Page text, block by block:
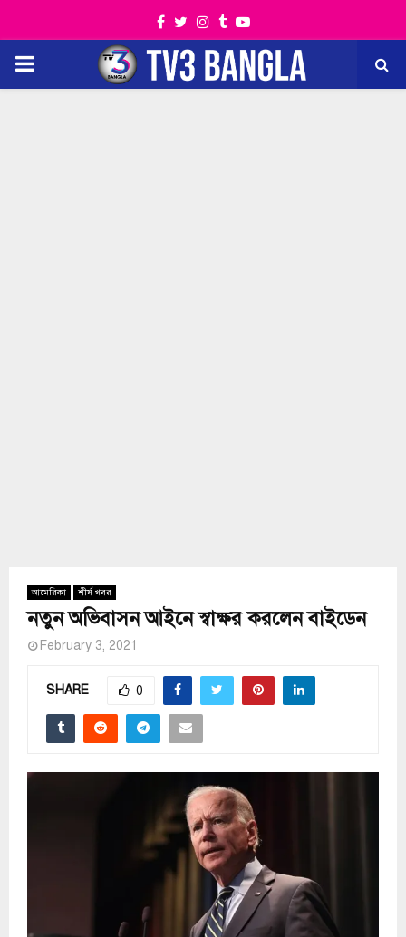
Facebook
TwitterInstagram
TumblrYoutube
PRIMARY
আমেরিকা শীর্ষ খবর
নতুন অভিবাসন আইনে স্বাক্ষর করলেন বাইডেন
February 3, 2021
SHARE 0